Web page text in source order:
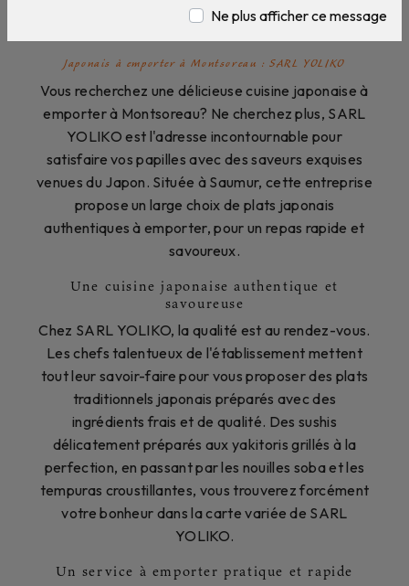
Ne plus afficher ce message
Montsoreau
Japonais à emporter à Montsoreau : SARL YOLIKO
Vous recherchez une délicieuse cuisine japonaise à
emporter à Montsoreau? Ne cherchez plus, SARL
YOLIKO est l'adresse incontournable pour
satisfaire vos papilles avec des saveurs exquises
venues du Japon. Située à Saumur, cette entreprise
propose un large choix de plats japonais
authentiques à emporter, pour un repas rapide et
savoureux.
Une cuisine japonaise authentique et
savoureuse
Chez SARL YOLIKO, la qualité est au rendez-vous.
Les chefs talentueux de l'établissement mettent
tout leur savoir-faire pour vous proposer des plats
traditionnels japonais préparés avec des
ingrédients frais et de qualité. Des sushis
délicatement préparés aux yakitoris grillés à la
perfection, en passant par les nouilles soba et les
tempuras croustillantes, vous trouverez forcément
votre bonheur dans la carte variée de SARL
YOLIKO.
Un service à emporter pratique et rapide